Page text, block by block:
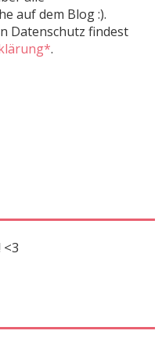
auf dem Blog :).
Datenschutz findest
.
<3